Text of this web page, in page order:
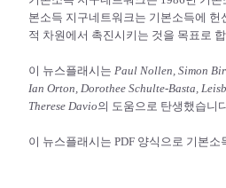
본소득 지구네트워크는 기본소득에
적 차원에서 촉진시키는 것을 목표로
이 뉴스플래시는 Paul Nollen, Simon
Ian Orton, Dorothee Schulte-Basta,
Therese Davio의 도움으로 탄생했습니
이 뉴스플래시는 PDF 양식으로 기본